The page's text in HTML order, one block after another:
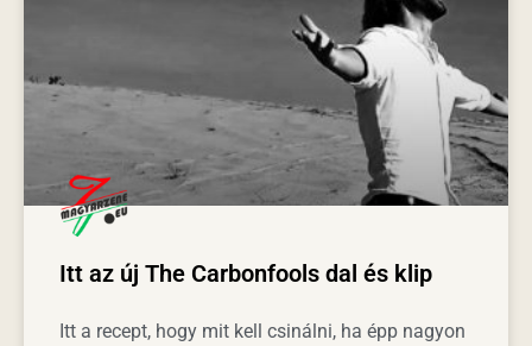
Itt az új The Carbonfools dal és klip
Itt a recept, hogy mit kell csinálni, ha épp nagyon